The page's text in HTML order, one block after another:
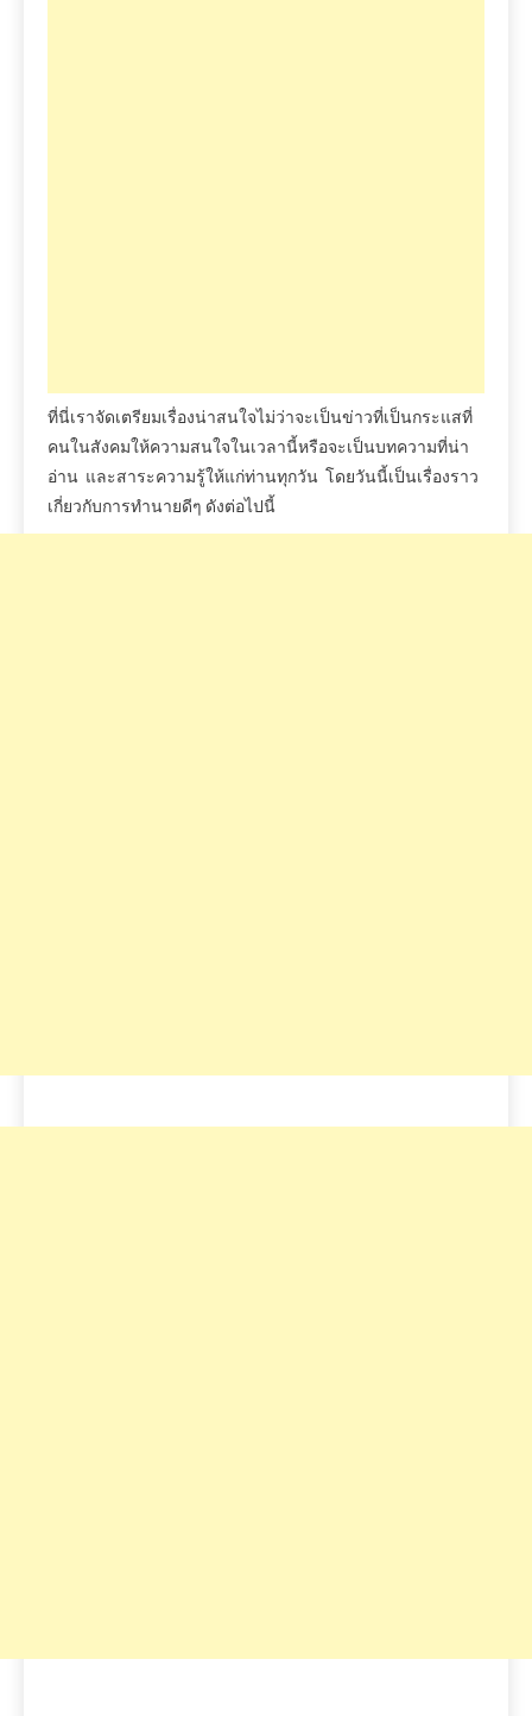
ที่นี่เราจัดเตรียมเรื่องน่าสนใจไม่ว่าจะเป็นข่าวที่เป็นกระแสที่
คนในสังคมให้ความสนใจในเวลานี้หรือจะเป็นบทความที่น่า
อ่าน และสาระความรู้ให้แก่ท่านทุกวัน โดยวันนี้เป็นเรื่องราว
เกี่ยวกับการทำนายดีๆ ดังต่อไปนี้